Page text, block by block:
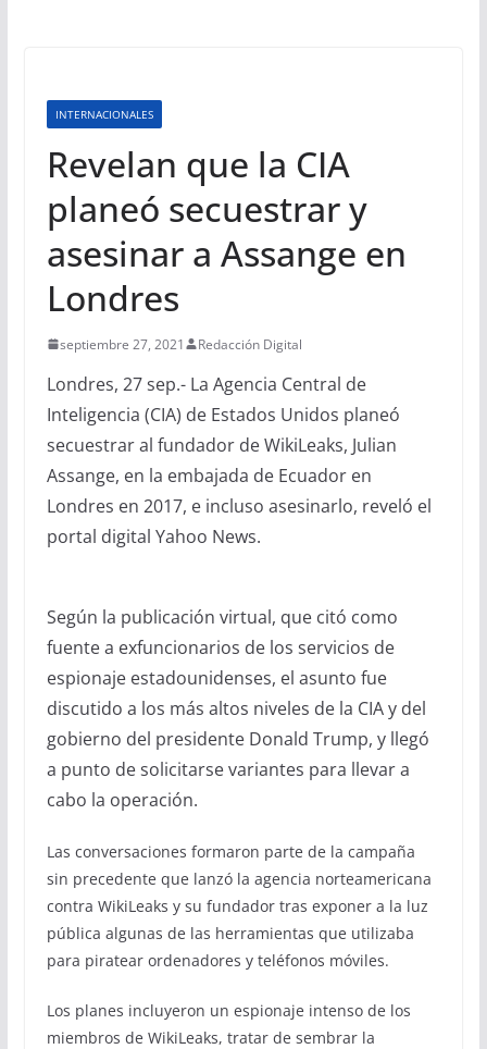
INTERNACIONALES
Revelan que la CIA
planeó secuestrar y
asesinar a Assange en
Londres
septiembre 27, 2021 Redacción Digital
Londres, 27 sep.- La Agencia Central de
Inteligencia (CIA) de Estados Unidos planeó
secuestrar al fundador de WikiLeaks, Julian
Assange, en la embajada de Ecuador en
Londres en 2017, e incluso asesinarlo, reveló el
portal digital Yahoo News.
Según la publicación virtual, que citó como
fuente a exfuncionarios de los servicios de
espionaje estadounidenses, el asunto fue
discutido a los más altos niveles de la CIA y del
gobierno del presidente Donald Trump, y llegó
a punto de solicitarse variantes para llevar a
cabo la operación.
Las conversaciones formaron parte de la campaña
sin precedente que lanzó la agencia norteamericana
contra WikiLeaks y su fundador tras exponer a la luz
pública algunas de las herramientas que utilizaba
para piratear ordenadores y teléfonos móviles.
Los planes incluyeron un espionaje intenso de los
miembros de WikiLeaks, tratar de sembrar la